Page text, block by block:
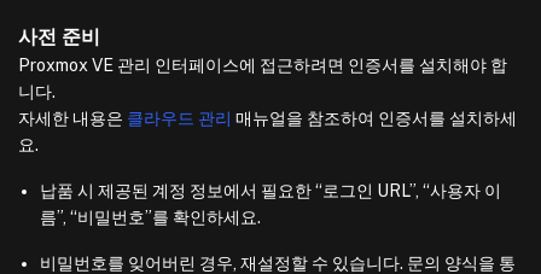
사전 준비
Proxmox VE 관리 인터페이스에 접근하려면 인증서를 설치해야 합
니다.
자세한 내용은 클라우드 관리 매뉴얼을 참조하여 인증서를 설치하세
요.
납품 시 제공된 계정 정보에서 필요한 “로그인 URL”, “사용자 이
름”, “비밀번호”를 확인하세요.
비밀번호를 잊어버린 경우, 재설정할 수 있습니다. 문의 양식을 통